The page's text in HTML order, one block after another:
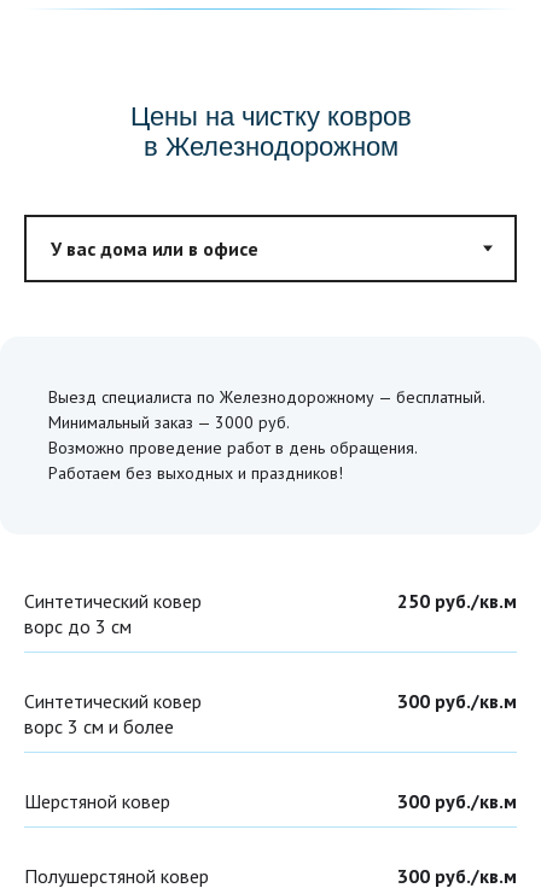
Цены на чистку ковров
в Железнодорожном
Выезд специалиста по Железнодорожному — бесплатный.
Минимальный заказ — 3000 руб.
Возможно проведение работ в день обращения.
Работаем без выходных и праздников!
Синтетический ковер
ворс до 3 см
250 руб./кв.м
Синтетический ковер
ворс 3 см и более
300 руб./кв.м
Шерстяной ковер 300 руб./кв.м
Полушерстяной ковер 300 руб./кв.м